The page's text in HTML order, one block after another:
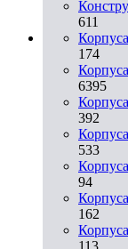
611
174
6395
392
533
94
162
113